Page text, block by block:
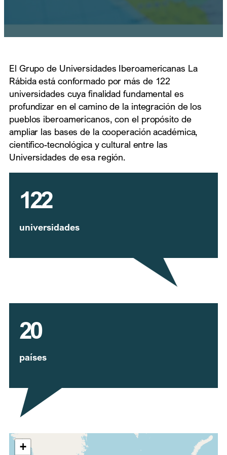
El Grupo de Universidades Iberoamericanas La
Rábida está conformado por más de 122
universidades cuya finalidad fundamental es
profundizar en el camino de la integración de los
pueblos iberoamericanos, con el propósito de
ampliar las bases de la cooperación académica,
científico-tecnológica y cultural entre las
Universidades de esa región.
122
universidades
20
países
+
Expandir mapa